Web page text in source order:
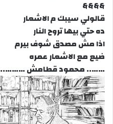
&&&&
قالولي سيبك م الاشعار
ده حتي بيها تروح النار
اذا مش مصدق شوف بيرم
ضيع مع الاشعار عمره
…….. محمود قطامش ………..